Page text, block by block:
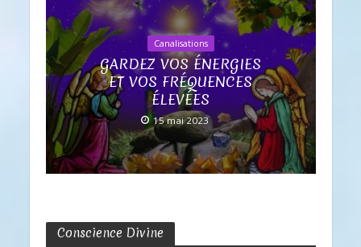
Canalisations
GARDEZ VOS ÉNERGIES
ET VOS FRÉQUENCES
ÉLEVÉES
15 mai 2023
Conscience Divine